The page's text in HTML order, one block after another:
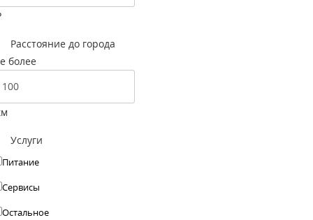
Расстояние до города
более
Услуги
Питание
Сервисы
Остальное